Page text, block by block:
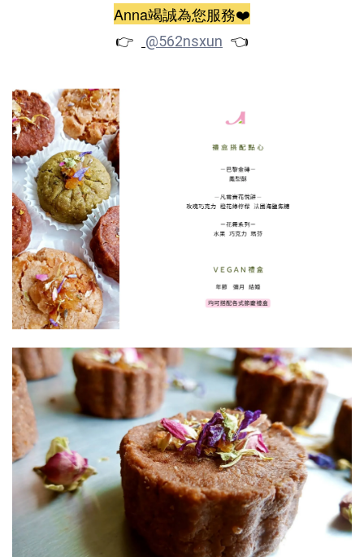
Anna竭誠為您服務❤️
👉
@562nsxun 👈